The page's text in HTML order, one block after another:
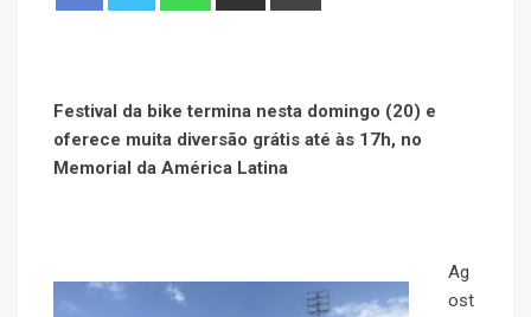
Festival da bike termina nesta domingo (20) e
oferece muita diversão grátis até às 17h, no
Memorial da América Latina
Ag
ost